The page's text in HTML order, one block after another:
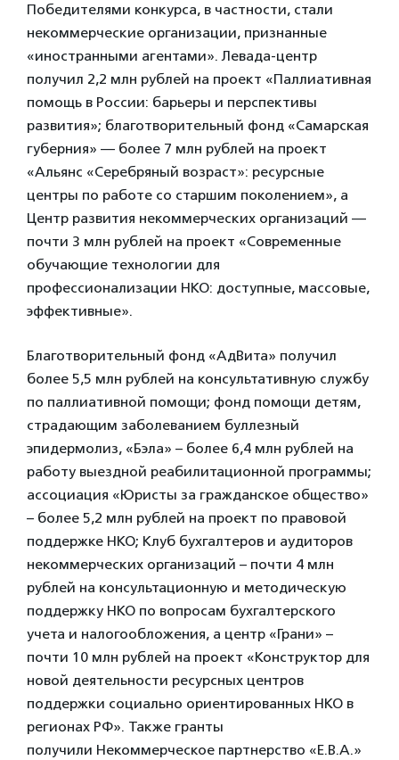
Победителями конкурса, в частности, стали
некоммерческие организации, признанные
«иностранными агентами». Левада-центр
получил 2,2 млн рублей на проект «Паллиативная
помощь в России: барьеры и перспективы
развития»; благотворительный фонд «Самарская
губерния» — более 7 млн рублей на проект
«Альянс «Серебряный возраст»: ресурсные
центры по работе со старшим поколением», а
Центр развития некоммерческих организаций —
почти 3 млн рублей на проект «Современные
обучающие технологии для
профессионализации НКО: доступные, массовые,
эффективные».
Благотворительный фонд «АдВита» получил
более 5,5 млн рублей на консультативную службу
по паллиативной помощи; фонд помощи детям,
страдающим заболеванием буллезный
эпидермолиз, «Бэла» – более 6,4 млн рублей на
работу выездной реабилитационной программы;
ассоциация «Юристы за гражданское общество»
– более 5,2 млн рублей на проект по правовой
поддержке НКО; Клуб бухгалтеров и аудиторов
некоммерческих организаций – почти 4 млн
рублей на консультационную и методическую
поддержку НКО по вопросам бухгалтерского
учета и налогообложения, а центр «Грани» –
почти 10 млн рублей на проект «Конструктор для
новой деятельности ресурсных центров
поддержки социально ориентированных НКО в
регионах РФ». Также гранты
получили Некоммерческое партнерство «Е.В.А.»